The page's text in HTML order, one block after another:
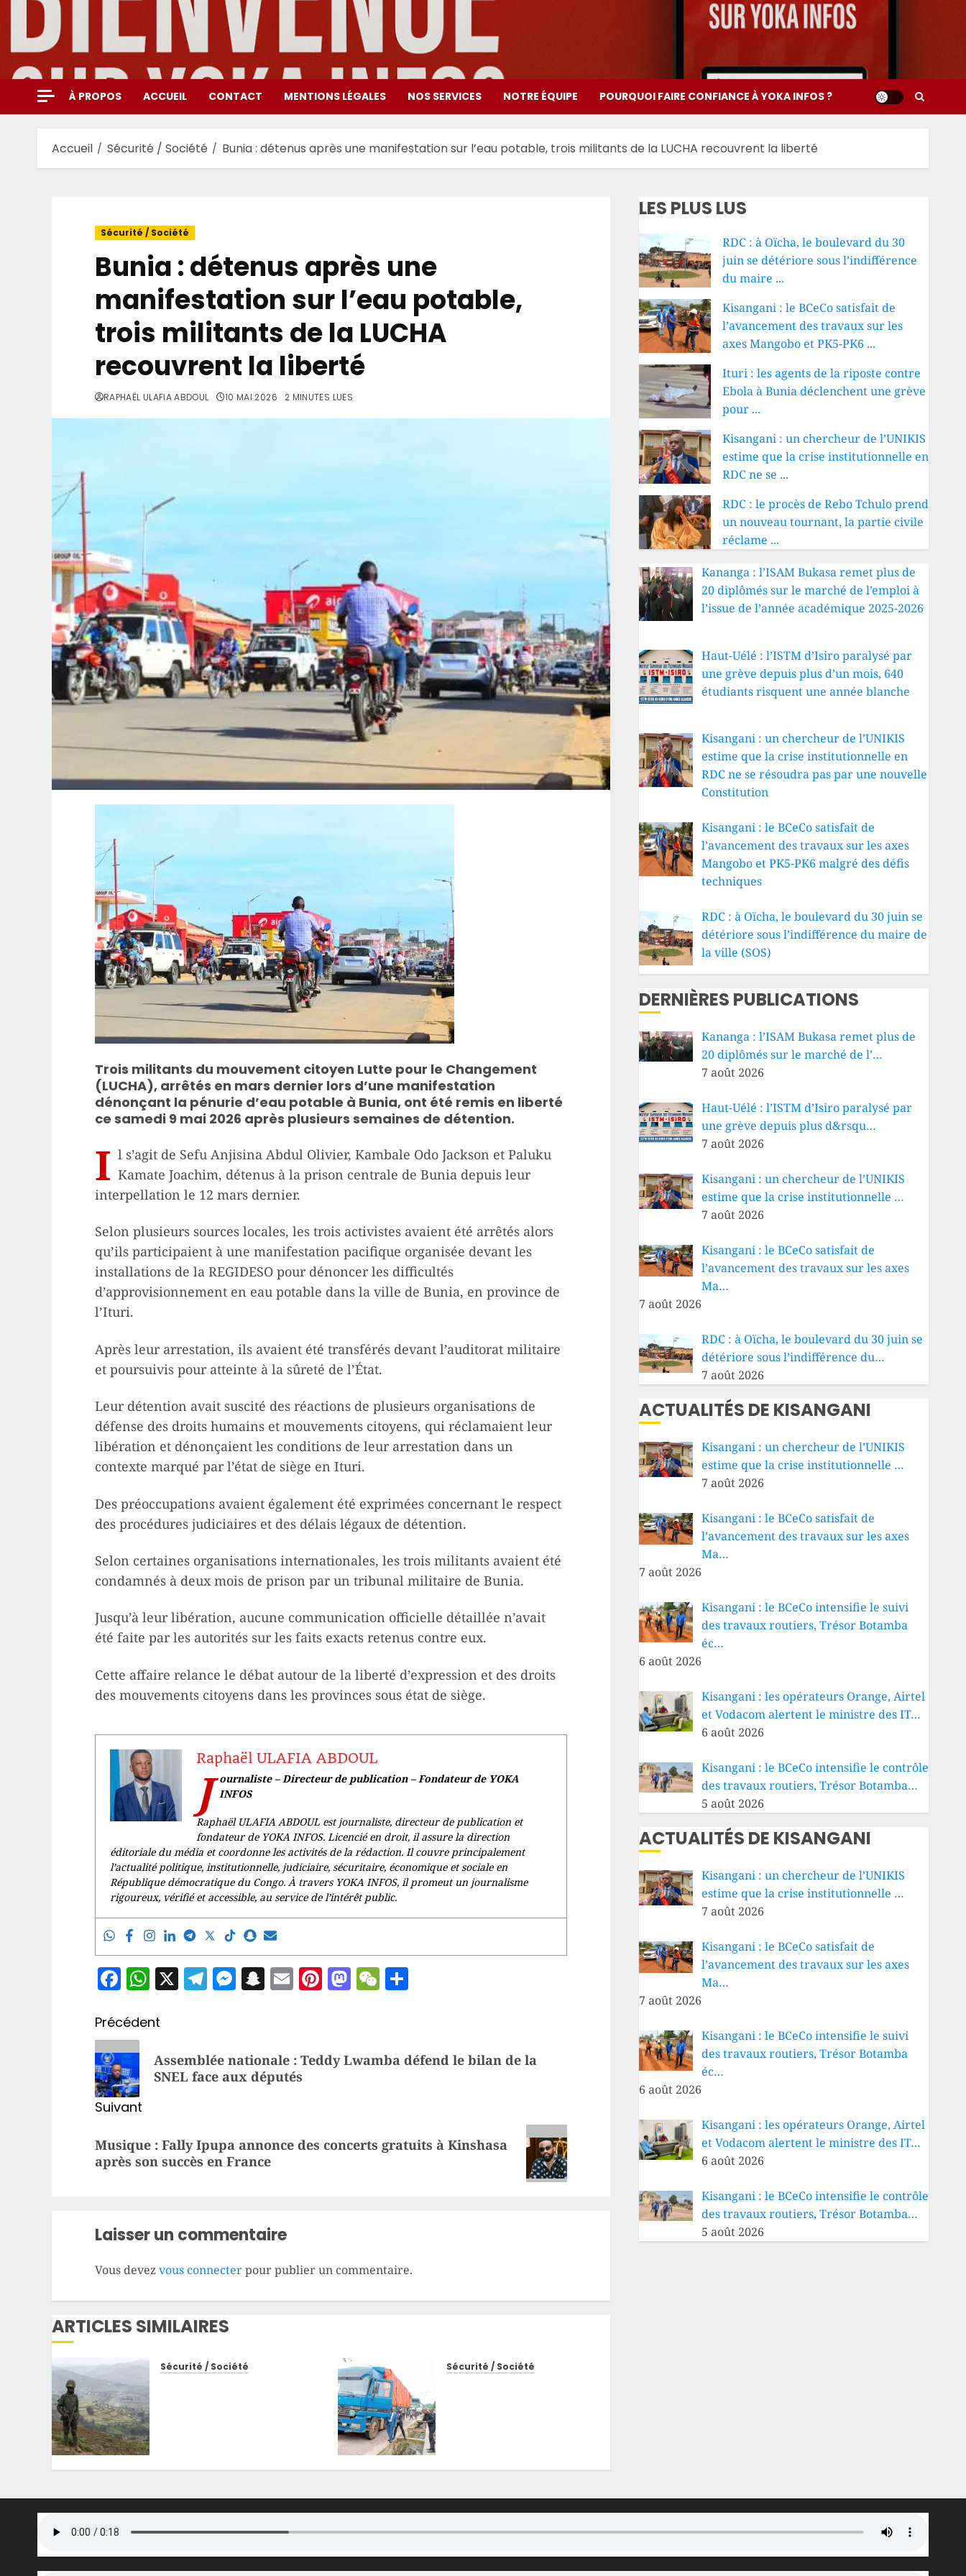
contenu
À PROPOS ACCUEIL CONTACT MENTIONS LÉGALES NOS SERVICES NOTRE ÉQUIPE POURQUOI FAIRE CONFIANCE À YOKA INFOS ?
Accueil Sécurité / Société Bunia : détenus après une manifestation sur l’eau potable, trois militants de la LUCHA recouvrent la liberté
Sécurité / Société
Bunia : détenus après une
manifestation sur l’eau potable,
trois militants de la LUCHA
recouvrent la liberté
RAPHAËL ULAFIA ABDOUL 10 MAI 2026 2 MINUTES LUES
Trois militants du mouvement citoyen Lutte pour le Changement
(LUCHA), arrêtés en mars dernier lors d’une manifestation
dénonçant la pénurie d’eau potable à Bunia, ont été remis en liberté
ce samedi 9 mai 2026 après plusieurs semaines de détention.
I l s’agit de Sefu Anjisina Abdul Olivier, Kambale Odo Jackson et Paluku
Kamate Joachim, détenus à la prison centrale de Bunia depuis leur
interpellation le 12 mars dernier.
Selon plusieurs sources locales, les trois activistes avaient été arrêtés alors
qu’ils participaient à une manifestation pacifique organisée devant les
installations de la REGIDESO pour dénoncer les difficultés
d’approvisionnement en eau potable dans la ville de Bunia, en province de
l’Ituri.
Après leur arrestation, ils avaient été transférés devant l’auditorat militaire
et poursuivis pour atteinte à la sûreté de l’État.
Leur détention avait suscité des réactions de plusieurs organisations de
défense des droits humains et mouvements citoyens, qui réclamaient leur
libération et dénonçaient les conditions de leur arrestation dans un
contexte marqué par l’état de siège en Ituri.
Des préoccupations avaient également été exprimées concernant le respect
des procédures judiciaires et des délais légaux de détention.
Selon certaines organisations internationales, les trois militants avaient été
condamnés à deux mois de prison par un tribunal militaire de Bunia.
Jusqu’à leur libération, aucune communication officielle détaillée n’avait
été faite par les autorités sur les faits exacts retenus contre eux.
Cette affaire relance le débat autour de la liberté d’expression et des droits
des mouvements citoyens dans les provinces sous état de siège.
Raphaël ULAFIA ABDOUL
J ournaliste – Directeur de publication – Fondateur de YOKA
INFOS
Raphaël ULAFIA ABDOUL est journaliste, directeur de publication et
fondateur de YOKA INFOS. Licencié en droit, il assure la direction
éditoriale du média et coordonne les activités de la rédaction. Il couvre principalement
l’actualité politique, institutionnelle, judiciaire, sécuritaire, économique et sociale en
République démocratique du Congo. À travers YOKA INFOS, il promeut un journalisme
rigoureux, vérifié et accessible, au service de l’intérêt public.
Facebook
WhatsApp
X Telegram
Messenger
Snapchat
EmailPinterest
Mastodon
WeChat
Navigation
d’article
Précédent
Article
précédent:Assemblée nationale : Teddy Lwamba défend le bilan de la
SNEL face aux députés
Suivant
suivant:
Musique : Fally Ipupa annonce des concerts gratuits à Kinshasa
après son succès en France
Laisser un commentaire
Vous devezvous connecterpour publier un commentaire.
ARTICLES SIMILAIRES
Sécurité / Société Sécurité / Société
17 MAI 2026 0
LES PLUS LUS
RDC : à Oïcha, le boulevard du 30
juin se détériore sous l’indifférence
du maire ...
Kisangani : le BCeCo satisfait de
l’avancement des travaux sur les
axes Mangobo et PK5-PK6 ...
Ituri : les agents de la riposte contre
Ebola à Bunia déclenchent une grève
pour ...
Kisangani : un chercheur de l’UNIKIS
estime que la crise institutionnelle en
RDC ne se ...
RDC : le procès de Rebo Tchulo prend
un nouveau tournant, la partie civile
réclame ...
Kananga : l’ISAM Bukasa remet plus de
20 diplômés sur le marché de l’emploi à
l’issue de l’année académique 2025-2026
Haut-Uélé : l’ISTM d’Isiro paralysé par
une grève depuis plus d’un mois, 640
étudiants risquent une année blanche
Kisangani : un chercheur de l’UNIKIS
estime que la crise institutionnelle en
RDC ne se résoudra pas par une nouvelle
Constitution
Kisangani : le BCeCo satisfait de
l’avancement des travaux sur les axes
Mangobo et PK5-PK6 malgré des défis
techniques
RDC : à Oïcha, le boulevard du 30 juin se
détériore sous l’indifférence du maire de
la ville (SOS)
DERNIÈRES PUBLICATIONS
Kananga : l’ISAM Bukasa remet plus de
20 diplômés sur le marché de l’…
7 août 2026
Haut-Uélé : l’ISTM d’Isiro paralysé par
une grève depuis plus d&rsqu…
7 août 2026
Kisangani : un chercheur de l’UNIKIS
estime que la crise institutionnelle …
7 août 2026
Kisangani : le BCeCo satisfait de
l’avancement des travaux sur les axes
Ma…
7 août 2026
RDC : à Oïcha, le boulevard du 30 juin se
détériore sous l’indifférence du…
7 août 2026
ACTUALITÉS DE KISANGANI
Kisangani : un chercheur de l’UNIKIS
estime que la crise institutionnelle …
7 août 2026
Kisangani : le BCeCo satisfait de
l’avancement des travaux sur les axes
Ma…
7 août 2026
Kisangani : le BCeCo intensifie le suivi
des travaux routiers, Trésor Botamba
éc…
6 août 2026
Kisangani : les opérateurs Orange, Airtel
et Vodacom alertent le ministre des IT…
6 août 2026
Kisangani : le BCeCo intensifie le contrôle
des travaux routiers, Trésor Botamba…
5 août 2026
ACTUALITÉS DE KISANGANI
Kisangani : un chercheur de l’UNIKIS
estime que la crise institutionnelle …
7 août 2026
Kisangani : le BCeCo satisfait de
l’avancement des travaux sur les axes
Ma…
7 août 2026
Kisangani : le BCeCo intensifie le suivi
des travaux routiers, Trésor Botamba
éc…
6 août 2026
Kisangani : les opérateurs Orange, Airtel
et Vodacom alertent le ministre des IT…
6 août 2026
Kisangani : le BCeCo intensifie le contrôle
des travaux routiers, Trésor Botamba…
5 août 2026